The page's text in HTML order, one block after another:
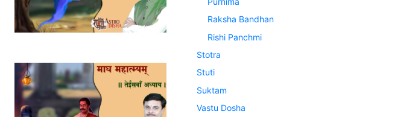
Raksha Bandhan
Rishi Panchmi
Stotra
Stuti
Suktam
Vastu Dosha